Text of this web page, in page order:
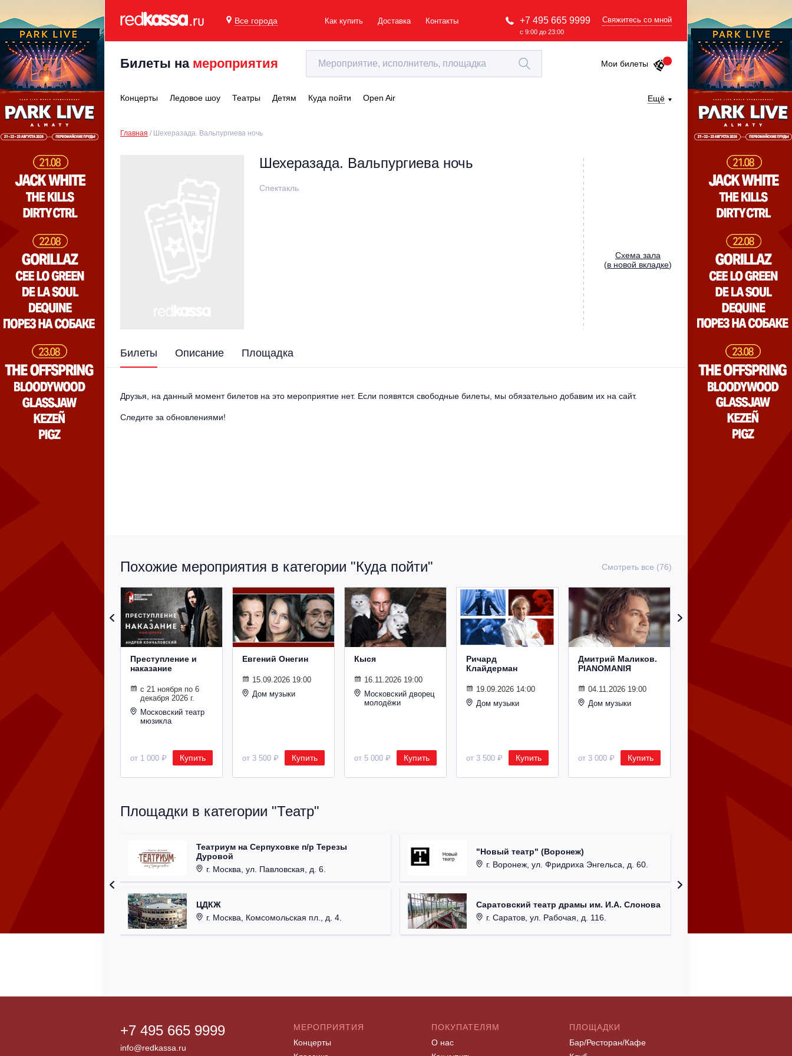
Все города Как купить Доставка Контакты +7 495 665 9999
с 9:00 до 23:00
Свяжитесь со мной
Билеты на мероприятия Мои билеты
Концерты Ледовое шоу Театры Детям Куда пойти Open Air Ещё
Главная Шехеразада. Вальпургиева ночь
Шехеразада. Вальпургиева ночь
Спектакль
Cхема зала
(в новой вкладке)
Билеты Описание Площадка
Друзья, на данный момент билетов на это мероприятие нет. Если появятся свободные билеты, мы обязательно добавим их на сайт.
Следите за обновлениями!
Похожие мероприятия в категории "Куда пойти" Смотреть все (76)
Преступление и
наказание
с 21 ноября по 6
декабря 2026 г.
Московский театр
мюзикла
от 1 000 ₽ Купить
Евгений Онегин
15.09.2026 19:00
Дом музыки
от 3 500 ₽ Купить
Кыся
16.11.2026 19:00
Московский дворец
молодёжи
от 5 000 ₽ Купить
Ричард
Клайдерман
19.09.2026 14:00
Дом музыки
от 3 500 ₽ Купить
Дмитрий Маликов.
PIANOMANIЯ
04.11.2026 19:00
Дом музыки
от 3 000 ₽ Купить
Площадки в категории "Театр"
Театриум на Серпуховке п/р Терезы
Дуровой
г. Москва, ул. Павловская, д. 6.
ЦДКЖ
г. Москва, Комсомольская пл., д. 4.
"Новый театр" (Воронеж)
г. Воронеж, ул. Фридриха Энгельса, д. 60.
Саратовский театр драмы им. И.А. Слонова
г. Саратов, ул. Рабочая, д. 116.
+7 495 665 9999
info@redkassa.ru
МЕРОПРИЯТИЯ
Концерты
ПОКУПАТЕЛЯМ
О нас
ПЛОЩАДКИ
Бар/Ресторан/Кафе